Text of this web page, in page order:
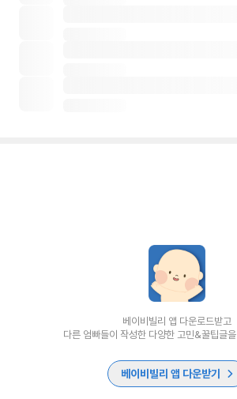
베이비빌리 앱 다운로드받고
다른 엄빠들이 작성한 다양한 고민&꿀팁글
베이비빌리 앱 다운받기